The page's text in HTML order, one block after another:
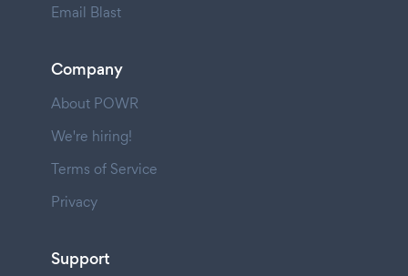
Email Blast
Company
About POWR
We're hiring!
Terms of Service
Privacy
Support